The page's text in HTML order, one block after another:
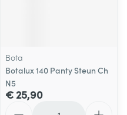
Bota
Botalux 140 Panty Steun Ch
N5
€ 25,90